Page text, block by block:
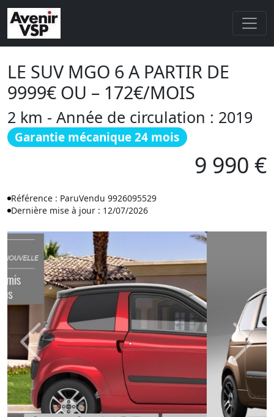
LE SUV MGO 6 A PARTIR DE
9999€ OU – 172€/MOIS
2 km - Année de circulation : 2019
Garantie mécanique 24 mois
9 990 €
Référence : ParuVendu 9926095529
Dernière mise à jour : 12/07/2026
Previous Next